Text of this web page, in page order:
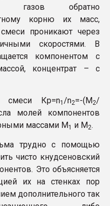
газов обратно
корню их масс,
проникают через
скоростями. В
компонентом с
концентрат – с
смеси Кр=n1 /n2=-(М2/
молей компонентов
массами М1 и М2.
трудно с помощью
чисто кнудсеновский
Это объясняется
их на стенках пор
дополнительного так